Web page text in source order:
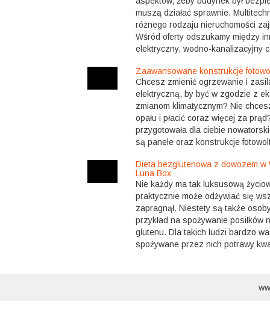
muszą działać sprawnie.
różnego rodzaju nieruchomości
Wśród oferty odszukamy między
elektryczny, wodno-kanalizacyjny
Zaawansowane konstrukcje
Chcesz zmienić ogrzewanie i
elektryczną, by być w zgodzie z
zmianom klimatycznym? Nie
opału i płacić coraz więcej za
przygotowała dla ciebie
są panele oraz konstrukcje
Dieta bezglutenowa z dowozem w
Luna Box
Nie każdy ma tak luksusową
praktycznie może odżywiać się
zapragnął. Niestety są także
przykład na spożywanie posiłków
glutenu. Dla takich ludzi bardzo
spożywane przez nich potrawy